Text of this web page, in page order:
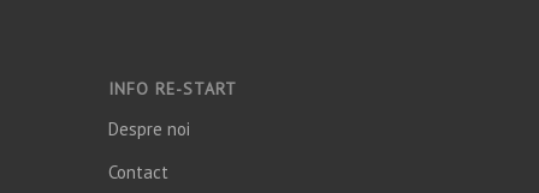
INFO RE-START
Despre noi
Contact